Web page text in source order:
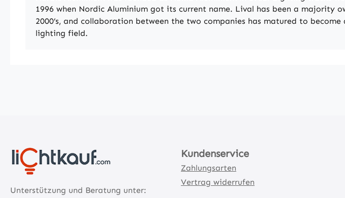
1996 when Nordic Aluminium got its current name. Lival has been a majority
2000’s, and collaboration between the two companies has matured to
lighting field.
Unterstützung und Beratung unter:
Kundenservice
Zahlungsarten
Vertrag widerrufen